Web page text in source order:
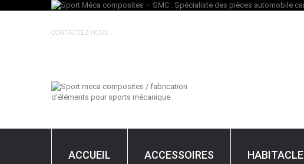
CONTACTEZ-NOUS
ACCUEIL ACCESSOIRES HABITACLE